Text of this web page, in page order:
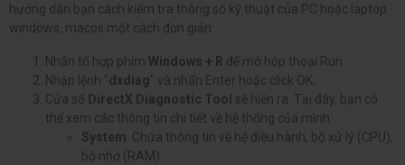
hướng dẫn bạn cách kiểm tra thông số kỹ thuật của PC hoặc laptop
windows, macos một cách đơn giản:
Nhấn tổ hợp phím Windows + R để mở hộp thoại Run.
Nhập lệnh "dxdiag" và nhấn Enter hoặc click OK.
Cửa sổ DirectX Diagnostic Tool sẽ hiện ra. Tại đây, bạn có
thể xem các thông tin chi tiết về hệ thống của mình:
System: Chứa thông tin về hệ điều hành, bộ xử lý (CPU),
bộ nhớ (RAM).